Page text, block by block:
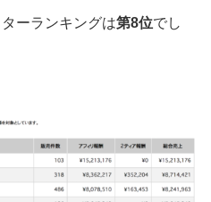
ーランキングは第8位でし